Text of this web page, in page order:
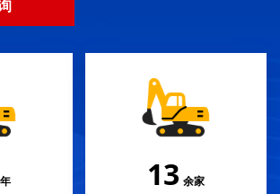
14 余家